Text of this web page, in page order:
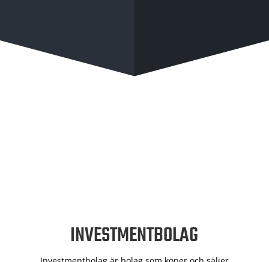
INVESTMENTBOLAG